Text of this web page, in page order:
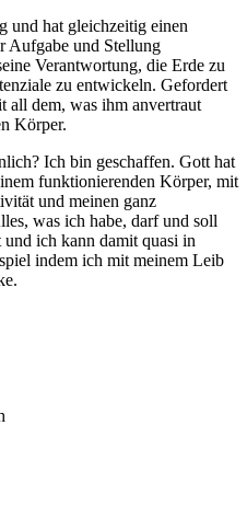
und hat gleichzeitig einen
Aufgabe und Stellung
Verantwortung, die Erde zu
zu entwickeln. Gefordert
all dem, was ihm anvertraut
Körper.
Ich bin geschaffen. Gott hat
funktionierenden Körper, mit
und meinen ganz
was ich habe, darf und soll
ich kann damit quasi in
indem ich mit meinem Leib